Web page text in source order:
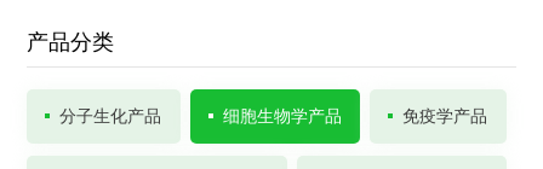
产品分类
分子生化产品 细胞生物学产品 免疫学产品